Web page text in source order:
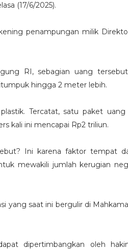
(17/6/2025).
penampungan milik
RI, sebagian uang
hingga 2 meter lebih.
Tercatat, satu paket
kali ini mencapai Rp2 triliun.
Ini karena faktor tempat
mewakili jumlah kerugian
yang saat ini bergulir di
dipertimbangkan oleh